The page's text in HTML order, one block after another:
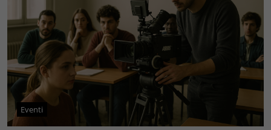
Eventi